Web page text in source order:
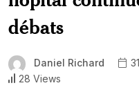
débats
Daniel Richard
28 Views